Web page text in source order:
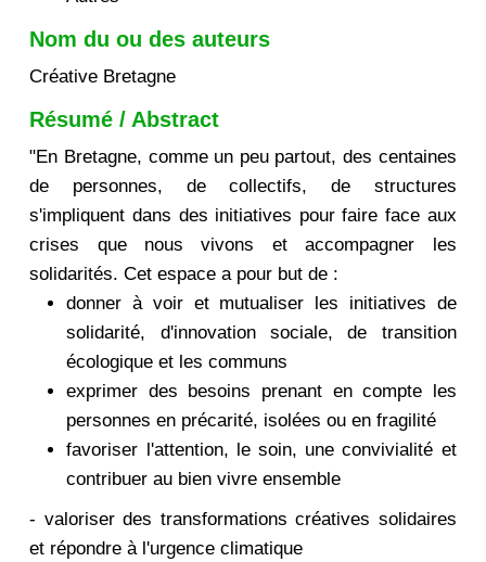
Nom du ou des auteurs
Créative Bretagne
Résumé / Abstract
"En Bretagne, comme un peu partout, des centaines
de personnes, de collectifs, de structures
s'impliquent dans des initiatives pour faire face aux
crises que nous vivons et accompagner les
solidarités. Cet espace a pour but de :
donner à voir et mutualiser les initiatives de
solidarité, d'innovation sociale, de transition
écologique et les communs
exprimer des besoins prenant en compte les
personnes en précarité, isolées ou en fragilité
favoriser l'attention, le soin, une convivialité et
contribuer au bien vivre ensemble
- valoriser des transformations créatives solidaires
et répondre à l'urgence climatique